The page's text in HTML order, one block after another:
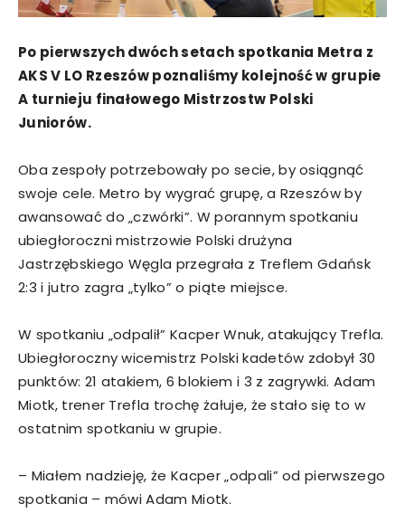
Po pierwszych dwóch setach spotkania Metra z
AKS V LO Rzeszów poznaliśmy kolejność w grupie
A turnieju finałowego Mistrzostw Polski
Juniorów.
Oba zespoły potrzebowały po secie, by osiągnąć
swoje cele. Metro by wygrać grupę, a Rzeszów by
awansować do „czwórki”. W porannym spotkaniu
ubiegłoroczni mistrzowie Polski drużyna
Jastrzębskiego Węgla przegrała z Treflem Gdańsk
2:3 i jutro zagra „tylko” o piąte miejsce.
W spotkaniu „odpalił” Kacper Wnuk, atakujący Trefla.
Ubiegłoroczny wicemistrz Polski kadetów zdobył 30
punktów: 21 atakiem, 6 blokiem i 3 z zagrywki. Adam
Miotk, trener Trefla trochę żałuje, że stało się to w
ostatnim spotkaniu w grupie.
– Miałem nadzieję, że Kacper „odpali” od pierwszego
spotkania – mówi Adam Miotk.